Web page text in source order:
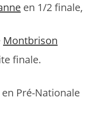
en 1/2 finale,
Montbrison
finale.
Pré-Nationale